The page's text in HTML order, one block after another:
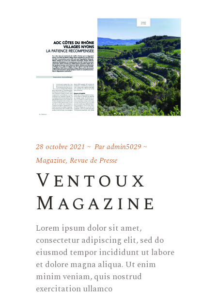
28 octobre 2021 Paradmin5029
Magazine, Revue de Presse
Ventoux
Magazine
Lorem ipsum dolor sit amet,
consectetur adipiscing elit, sed do
eiusmod tempor incididunt ut labore
et dolore magna aliqua. Ut enim
minim veniam, quis nostrud
exercitation ullamco